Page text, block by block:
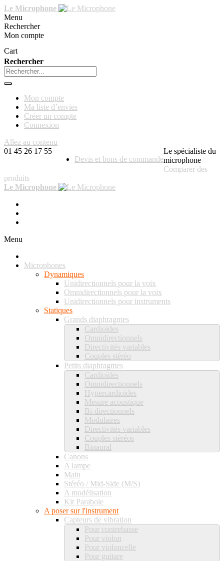
Le Microphone
Menu
Rechercher
Mon compte
Cart
Rechercher
Mon compte
Ma liste d’envies
Créer un compte
Connexion
Allez au contenu
01 45 26 17 55
Devis et bons de commande
Le spécialiste du
microphone
Comparer des
produits
Le Microphone
Menu
Microphones
Dynamiques
Unidirectionnels pour la voix
Omnidirectionnels pour la voix
Unidirectionnels pour instruments
Statiques
Grands diaphragmes
Cardioïdes
Omnidirectionnels
Directivités variables
Couples stéréo
Petits diaphragmes
Cardioïdes
Omnidirectionnels
Hypercardioïdes
Mesure acoustique
Bi-directionnels
Modulaires
Directivités variables
Couples stéréos
Binaural
Canons
A lampe
Main
Stéréo / Mid-Side (M/S)
A modélisation
Kit Parabole
A poser sur l'instrument
Capteurs de vibration
Pour contrebasse
Pour violon
Pour violoncelle
Pour guitare